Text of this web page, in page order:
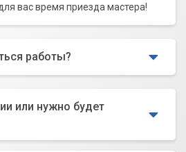
вас время приезда мастера!
работы?
или нужно будет